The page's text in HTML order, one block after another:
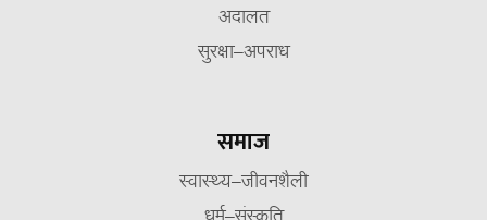
अदालत
सुरक्षा–अपराध
समाज
स्वास्थ्य–जीवनशैली